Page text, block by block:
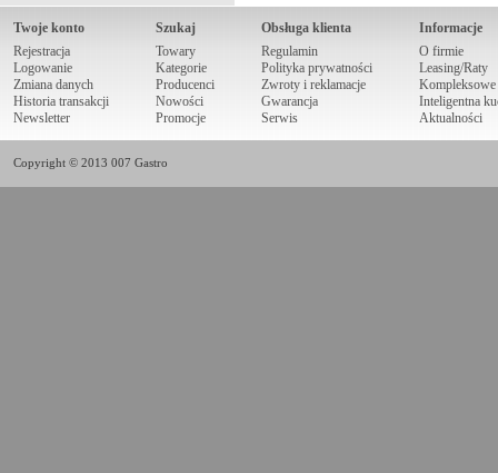
Twoje konto
Rejestracja
Logowanie
Zmiana danych
Historia transakcji
Newsletter
Szukaj
Towary
Kategorie
Producenci
Nowości
Promocje
Obsługa klienta
Regulamin
Polityka prywatności
Zwroty i reklamacje
Gwarancja
Serwis
Informacje
O firmie
Leasing/Raty
Kompleksowe
Inteligentna
Aktualności
Copyright © 2013 007 Gastro